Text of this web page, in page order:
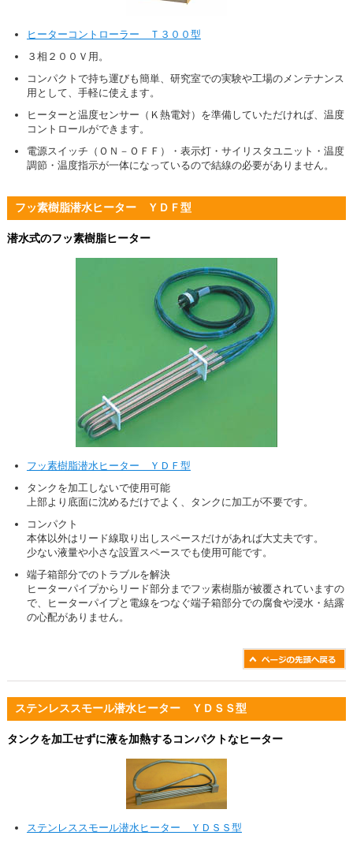
ヒーターコントローラー Ｔ３００型
３相２００Ｖ用。
コンパクトで持ち運びも簡単、研究室での実験や工場のメンテナンス
用として、手軽に使えます。
ヒーターと温度センサー（Ｋ熱電対）を準備していただければ、温度
コントロールができます。
電源スイッチ（ＯＮ－ＯＦＦ）・表示灯・サイリスタユニット・温度
調節・温度指示が一体になっているので結線の必要がありません。
フッ素樹脂潜水ヒーター ＹＤＦ型
潜水式のフッ素樹脂ヒーター
フッ素樹脂潜水ヒーター ＹＤＦ型
タンクを加工しないで使用可能
上部より底面に沈めるだけでよく、タンクに加工が不要です。
コンパクト
本体以外はリード線取り出しスペースだけがあれば大丈夫です。
少ない液量や小さな設置スペースでも使用可能です。
端子箱部分でのトラブルを解決
ヒーターパイプからリード部分までフッ素樹脂が被覆されていますの
で、ヒーターパイプと電線をつなぐ端子箱部分での腐食や浸水・結露
の心配がありません。
ステンレススモール潜水ヒーター ＹＤＳＳ型
タンクを加工せずに液を加熱するコンパクトなヒーター
ステンレススモール潜水ヒーター ＹＤＳＳ型